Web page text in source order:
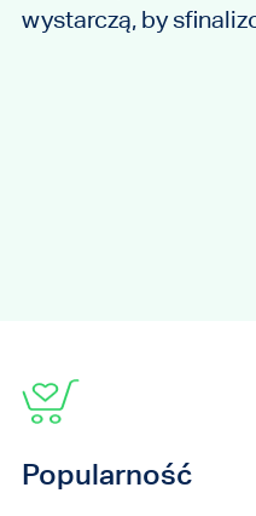
wystarczą, by
Popularność